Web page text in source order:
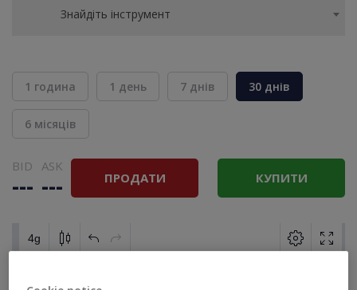
Знайдіть інструмент
1 година 1 день 7 днів 30 днів
6 місяців
BID
---
ASK
--- ПРОДАТИ КУПИТИ